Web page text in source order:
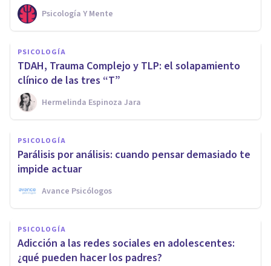
Psicología Y Mente
PSICOLOGÍA
TDAH, Trauma Complejo y TLP: el solapamiento
clínico de las tres “T”
Hermelinda Espinoza Jara
PSICOLOGÍA
Parálisis por análisis: cuando pensar demasiado te
impide actuar
Avance Psicólogos
PSICOLOGÍA
Adicción a las redes sociales en adolescentes:
¿qué pueden hacer los padres?